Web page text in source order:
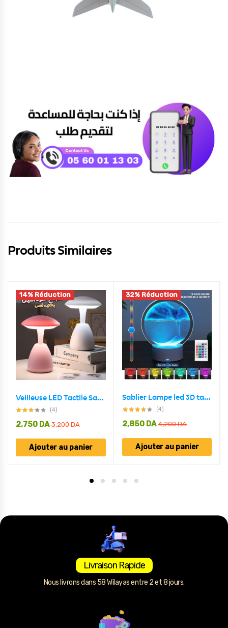
Produits Similaires
14% Réduction
Veilleuse LED Tactile Sans Fil à Intensité Réglable avec Chargeur USB
(4)
3,200DA
2,750 DA
Ajouter au panier
32% Réduction
Sablier Lampe led 3D tactile USB en verre avec télécommande
(4)
4,200DA
2,850 DA
Ajouter au panier
Livraison Rapide
Nous livrons dans 58 Wilayas entre 2 et 8 jours.